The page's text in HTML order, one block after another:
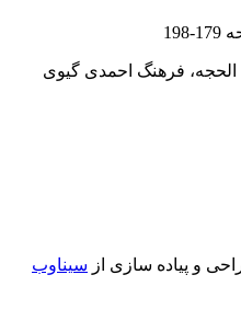
179-198
فرهنگ احمدی گیوی
و پیاده سازی از سیناوب